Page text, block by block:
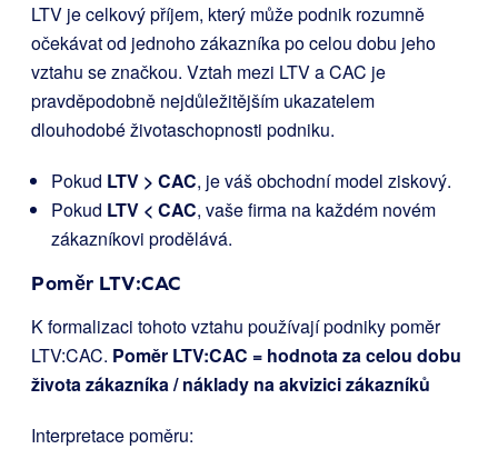
LTV je celkový příjem, který může podnik rozumně
očekávat od jednoho zákazníka po celou dobu jeho
vztahu se značkou. Vztah mezi LTV a CAC je
pravděpodobně nejdůležitějším ukazatelem
dlouhodobé životaschopnosti podniku.
Pokud LTV > CAC, je váš obchodní model ziskový.
Pokud LTV < CAC, vaše firma na každém novém
zákazníkovi prodělává.
Poměr LTV:CAC
K formalizaci tohoto vztahu používají podniky poměr
LTV:CAC. Poměr LTV:CAC = hodnota za celou dobu
života zákazníka / náklady na akvizici zákazníků
Interpretace poměru: